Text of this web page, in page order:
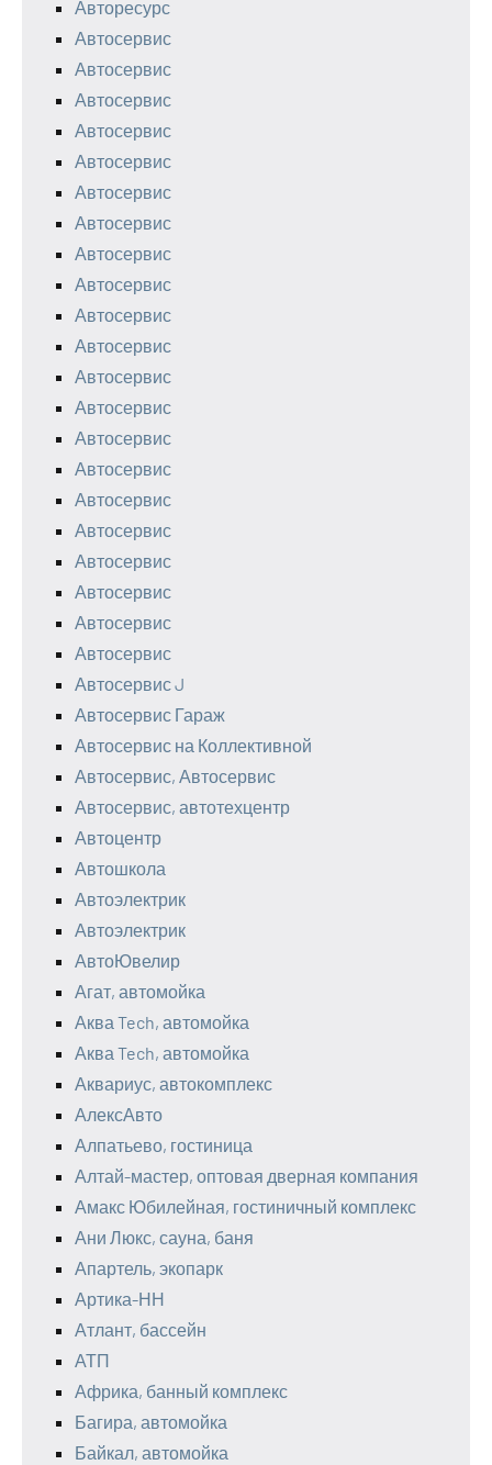
Авторесурс
Автосервис
Автосервис
Автосервис
Автосервис
Автосервис
Автосервис
Автосервис
Автосервис
Автосервис
Автосервис
Автосервис
Автосервис
Автосервис
Автосервис
Автосервис
Автосервис
Автосервис
Автосервис
Автосервис
Автосервис
Автосервис
Автосервис J
Автосервис Гараж
Автосервис на Коллективной
Автосервис, Автосервис
Автосервис, автотехцентр
Автоцентр
Автошкола
Автоэлектрик
Автоэлектрик
АвтоЮвелир
Агат, автомойка
Аква Tech, автомойка
Аква Tech, автомойка
Аквариус, автокомплекс
АлексАвто
Алпатьево, гостиница
Алтай-мастер, оптовая дверная компания
Амакс Юбилейная, гостиничный комплекс
Ани Люкс, сауна, баня
Апартель, экопарк
Артика-НН
Атлант, бассейн
АТП
Африка, банный комплекс
Багира, автомойка
Байкал, автомойка